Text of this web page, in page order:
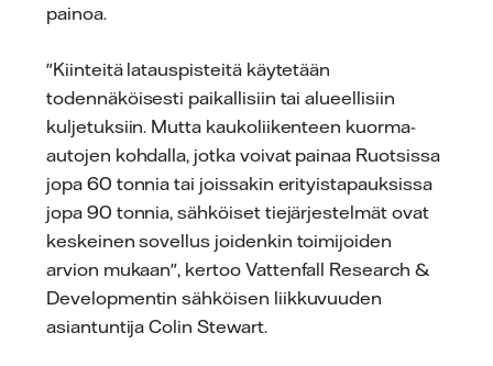
painoa.
"Kiinteitä latauspisteitä käytetään
todennäköisesti paikallisiin tai alueellisiin
kuljetuksiin. Mutta kaukoliikenteen kuorma-
autojen kohdalla, jotka voivat painaa Ruotsissa
jopa 60 tonnia tai joissakin erityistapauksissa
jopa 90 tonnia, sähköiset tiejärjestelmät ovat
keskeinen sovellus joidenkin toimijoiden
arvion mukaan", kertoo Vattenfall Research &
Developmentin sähköisen liikkuvuuden
asiantuntija Colin Stewart.